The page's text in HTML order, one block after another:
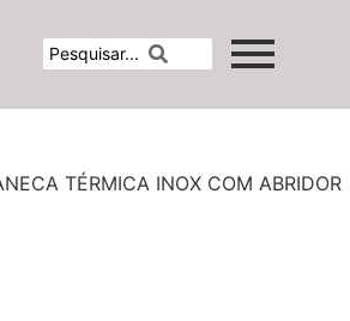
TÉRMICA INOX COM ABRIDOR